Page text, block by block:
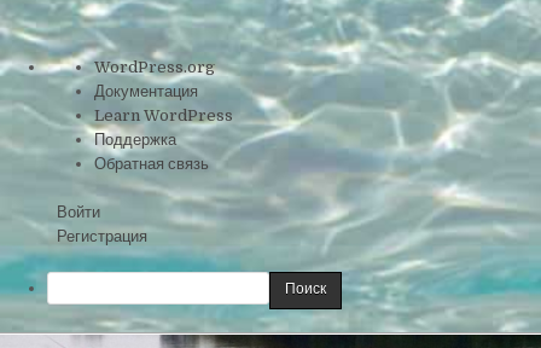
О
WordPress
WordPress.org
Документация
Learn WordPress
Поддержка
Обратная связь
Войти
Регистрация
Поиск